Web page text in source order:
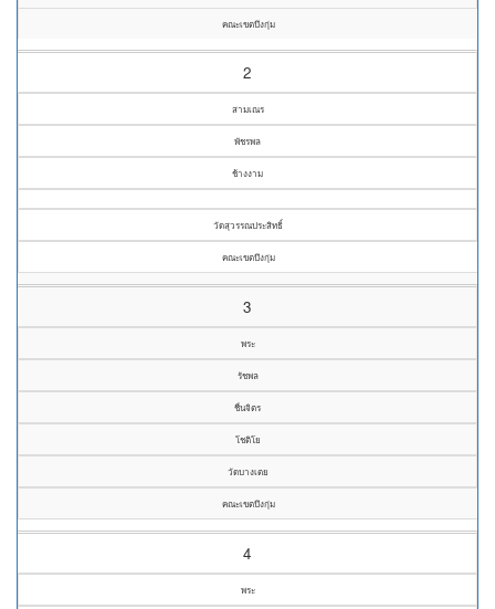
คณะเขตบึงกุ่ม
2
สามเณร
พัชรพล
ช้างงาม
วัดสุวรรณประสิทธิ์
คณะเขตบึงกุ่ม
3
พระ
รัชพล
ชื่นจิตร
โชติโย
วัดบางเตย
คณะเขตบึงกุ่ม
4
พระ